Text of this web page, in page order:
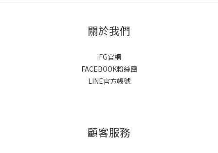
關於我們
iFG官網
FACEBOOK粉絲團
LINE官方帳號
顧客服務